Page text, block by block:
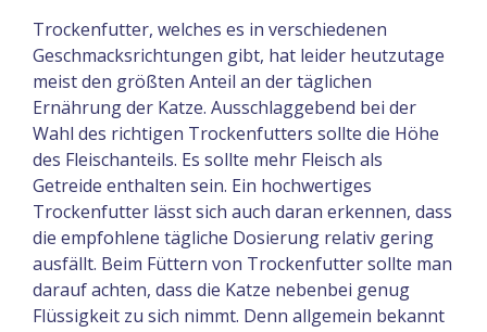
Trockenfutter, welches es in verschiedenen
Geschmacksrichtungen gibt, hat leider heutzutage
meist den größten Anteil an der täglichen
Ernährung der Katze. Ausschlaggebend bei der
Wahl des richtigen Trockenfutters sollte die Höhe
des Fleischanteils. Es sollte mehr Fleisch als
Getreide enthalten sein. Ein hochwertiges
Trockenfutter lässt sich auch daran erkennen, dass
die empfohlene tägliche Dosierung relativ gering
ausfällt. Beim Füttern von Trockenfutter sollte man
darauf achten, dass die Katze nebenbei genug
Flüssigkeit zu sich nimmt. Denn allgemein bekannt